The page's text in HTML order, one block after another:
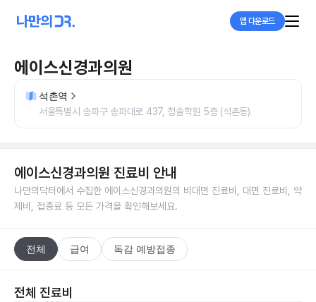
앱 다운로드
에이스신경과의원
석촌역
서울특별시 송파구 송파대로 437, 청솔학원 5층 (석촌동)
에이스신경과의원 진료비 안내
나만의닥터에서 수집한 에이스신경과의원의 비대면 진료비, 대면 진료비, 약
제비, 접종료 등 모든 가격을 확인해보세요.
전체 급여 독감 예방접종
전체 진료비